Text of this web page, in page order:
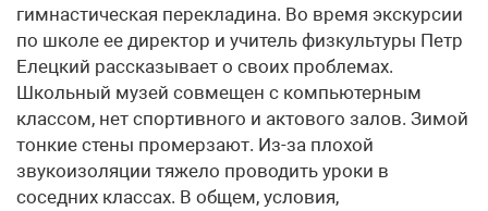
гимнастическая перекладина. Во время экскурсии
по школе ее директор и учитель физкультуры Петр
Елецкий рассказывает о своих проблемах.
Школьный музей совмещен с компьютерным
классом, нет спортивного и актового залов. Зимой
тонкие стены промерзают. Из-за плохой
звукоизоляции тяжело проводить уроки в
соседних классах. В общем, условия,